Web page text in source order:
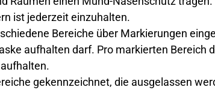
ist jederzeit einzuhalten.
Bereiche über Markierungen
aufhalten darf. Pro markierten Bereich
gekennzeichnet, die ausgelassen